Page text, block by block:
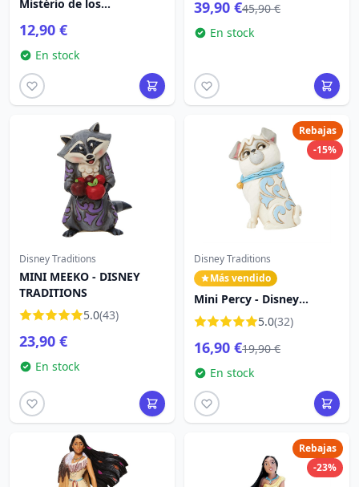
Mistério de los
Disney Loungefly
12,90 €
En stock
39,90 €45,90 €
En stock
Disney Traditions
MINI MEEKO - DISNEY
TRADITIONS
5.0(43)
23,90 €
En stock
Rebajas
-15%
Disney Traditions
Más vendido
Mini Percy - Disney
Traditions Pocahontas
5.0(32)
16,90 €19,90 €
En stock
Rebajas
-23%